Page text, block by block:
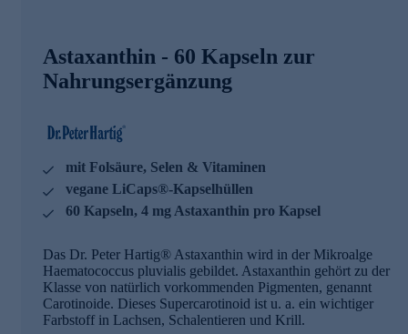
Astaxanthin - 60 Kapseln zur
Nahrungsergänzung
mit Folsäure, Selen & Vitaminen
vegane LiCaps®-Kapselhüllen
60 Kapseln, 4 mg Astaxanthin pro Kapsel
Das Dr. Peter Hartig® Astaxanthin wird in der Mikroalge
Haematococcus pluvialis gebildet. Astaxanthin gehört zu der
Klasse von natürlich vorkommenden Pigmenten, genannt
Carotinoide. Dieses Supercarotinoid ist u. a. ein wichtiger
Farbstoff in Lachsen, Schalentieren und Krill.